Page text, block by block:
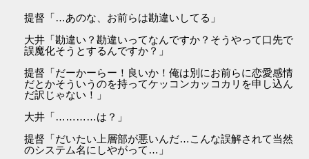
提督「…あのな、お前らは勘違いしてる」
大井「勘違い？勘違いってなんですか？そうやって口先で
誤魔化そうとするんですか？」
提督「だーかーらー！良いか！俺は別にお前らに恋愛感情
だとかそういうのを持ってケッコンカッコカリを申し込ん
だ訳じゃない！」
大井「…………は？」
提督「だいたい上層部が悪いんだ…こんな誤解されて当然
のシステム名にしやがって…」